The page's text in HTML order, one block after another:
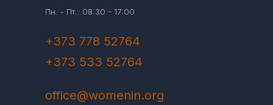
Пн. - Пт.: 08:30 - 17:00
+373 778 52764
+373 533 52764
office@womenin.org